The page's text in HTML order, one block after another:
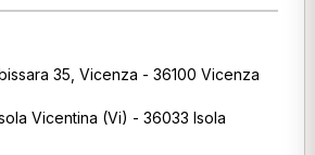
35, Vicenza - 36100 Vicenza
Vicentina (Vi) - 36033 Isola